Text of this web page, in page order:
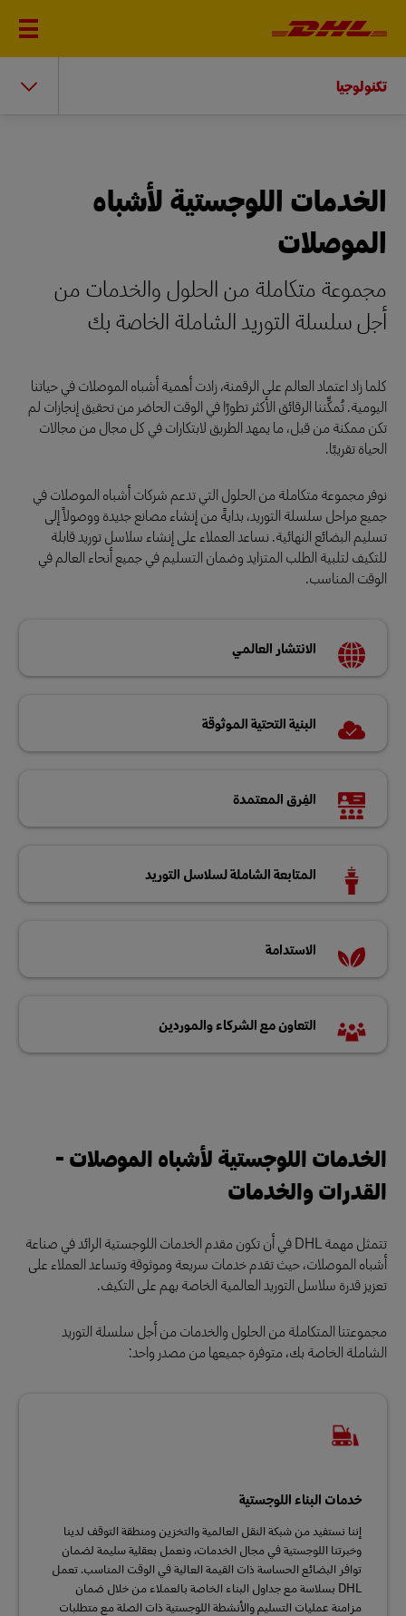
تكنولوجيا
الخدمات اللوجستية لأشباه
الموصلات
مجموعة متكاملة من الحلول والخدمات من
أجل سلسلة التوريد الشاملة الخاصة بك
كلما زاد اعتماد العالم على الرقمنة، زادت أهمية أشباه الموصلات في حياتنا
اليومية. تُمكِّننا الرقائق الأكثر تطورًا في الوقت الحاضر من تحقيق إنجازات لم
تكن ممكنة من قبل، ما يمهد الطريق لابتكارات في كل مجال من مجالات
الحياة تقريبًا.
نوفر مجموعة متكاملة من الحلول التي تدعم شركات أشباه الموصلات في
جميع مراحل سلسلة التوريد، بدايةً من إنشاء مصانع جديدة ووصولاً إلى
تسليم البضائع النهائية. نساعد العملاء على إنشاء سلاسل توريد قابلة
للتكيف لتلبية الطلب المتزايد وضمان التسليم في جميع أنحاء العالم في
الوقت المناسب.
الانتشار العالمي
البنية التحتية الموثوقة
الفِرق المعتمدة
المتابعة الشاملة لسلاسل التوريد
الاستدامة
التعاون مع الشركاء والموردين
الخدمات اللوجستية لأشباه الموصلات -
القدرات والخدمات
تتمثل مهمة DHL في أن تكون مقدم الخدمات اللوجستية الرائد في صناعة
أشباه الموصلات، حيث تقدم خدمات سريعة وموثوقة وتساعد العملاء على
تعزيز قدرة سلاسل التوريد العالمية الخاصة بهم على التكيف.
مجموعتنا المتكاملة من الحلول والخدمات من أجل سلسلة التوريد
الشاملة الخاصة بك، متوفرة جميعها من مصدر واحد:
خدمات البناء اللوجستية
إننا نستفيد من شبكة النقل العالمية والتخزين ومنطقة التوقف لدينا
وخبرتنا اللوجستية في مجال الخدمات، ونعمل بعقلية سليمة لضمان
توافر البضائع الحساسة ذات القيمة العالية في الوقت المناسب. تعمل
DHL بسلاسة مع جداول البناء الخاصة بالعملاء من خلال ضمان
مزامنة عمليات التسليم والأنشطة اللوجستية ذات الصلة مع متطلبات